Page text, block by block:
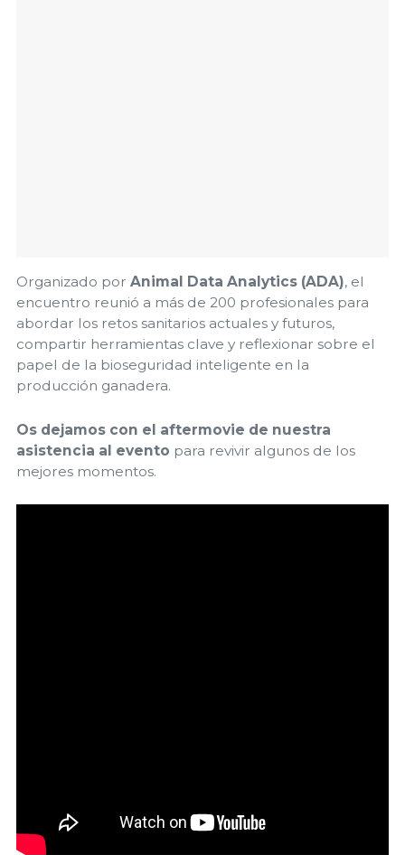
Organizado por Animal Data Analytics (ADA), el
encuentro reunió a más de 200 profesionales para
abordar los retos sanitarios actuales y futuros,
compartir herramientas clave y reflexionar sobre el
papel de la bioseguridad inteligente en la
producción ganadera.
Os dejamos con el aftermovie de nuestra
asistencia al evento para revivir algunos de los
mejores momentos.